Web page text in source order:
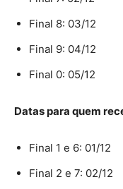
Final 8: 03/12
Final 9: 04/12
Final 0: 05/12
Datas para quem
Final 1 e 6: 01/12
Final 2 e 7: 02/12